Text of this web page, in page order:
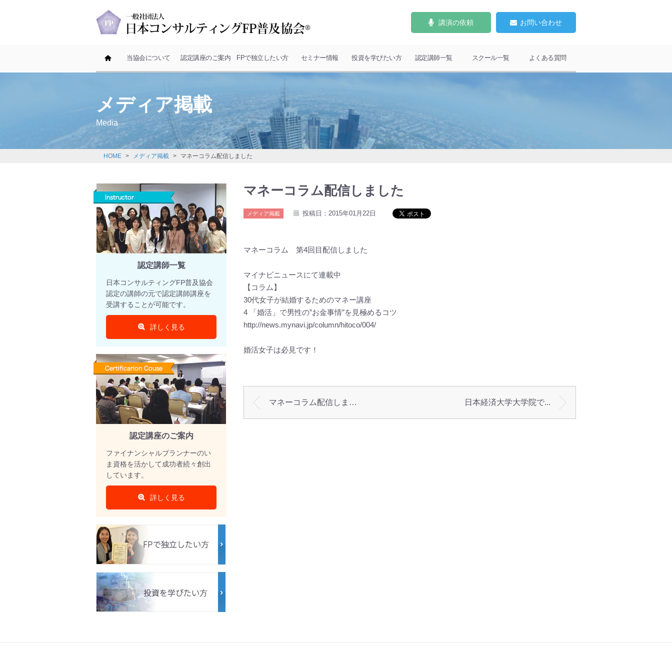
講演の依頼 お問い合わせ
ホーム
当協会について 認定講座のご案内 FPで独立したい方 セミナー情報 投資を学びたい方 認定講師一覧 スクール一覧 よくある質問
メディア掲載
Media
HOME > メディア掲載 > マネーコラム配信しました
マネーコラム配信しました
メディア掲載 投稿日：2015年01月22日
マネーコラム 第4回目配信しました
マイナビニュースにて連載中
【コラム】
30代女子が結婚するためのマネー講座
4 「婚活」で男性の”お金事情”を見極めるコツ
http://news.mynavi.jp/column/hitoco/004/
婚活女子は必見です！
マネーコラム配信しま… 日本経済大学大学院で...
認定講師一覧
日本コンサルティングFP普及協会
認定の講師の元で認定講師講座を
受講することが可能です。
詳しく見る
認定講座のご案内
ファイナンシャルブランナーのい
ま資格を活かして成功者続々創出
しています。
詳しく見る